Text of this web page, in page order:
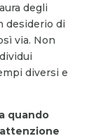
degli
desiderio di
via. Non
diversi e
quando